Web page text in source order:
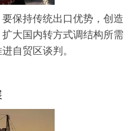
保持传统出口优势，创造
大国内转方式调结构所需
自贸区谈判。